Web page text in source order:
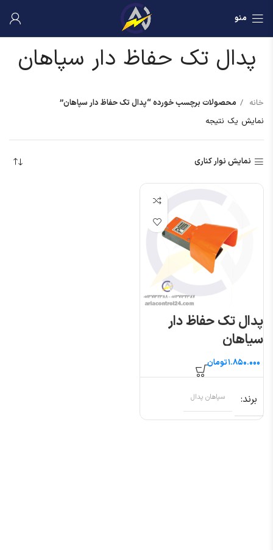
منو
پدال تک حفاظ دار سپاهان
خانه
محصولات برچسب خورده “پدال تک حفاظ دار سپاهان”
نمایش یک نتیجه
نمایش نوار کناری
پدال تک حفاظ دار
سپاهان
تومان
برند سپاهان پدال